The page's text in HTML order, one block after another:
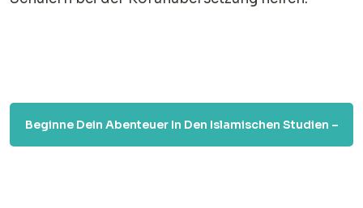
Beginne Dein Abenteuer In Den Islamischen Studien –